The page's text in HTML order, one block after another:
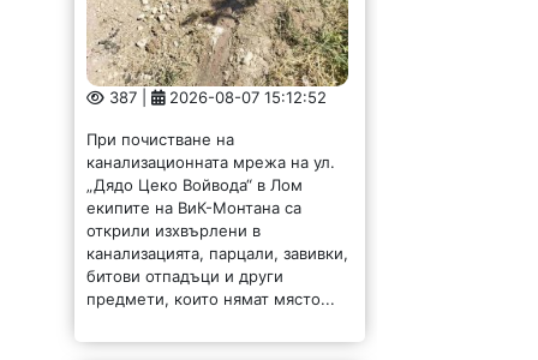
387 | 2026-08-07 15:12:52
При почистване на
канализационната мрежа на ул.
„Дядо Цеко Войвода“ в Лом
екипите на ВиК-Монтана са
открили изхвърлени в
канализацията, парцали, завивки,
битови отпадъци и други
предмети, които нямат място...